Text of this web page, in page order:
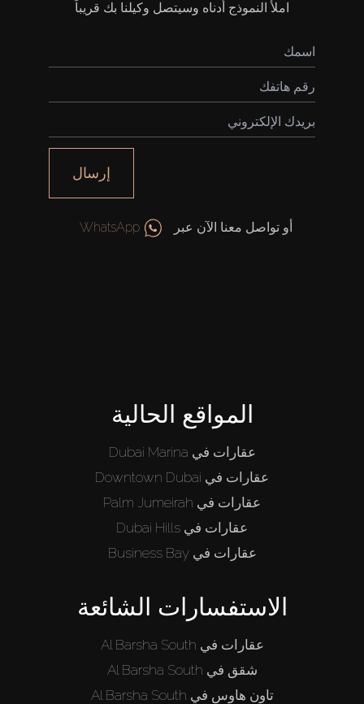
املأ النموذج أدناه وسيتصل وكيلنا بك قريباً
إرسال
أو تواصل معنا الآن عبر WhatsApp
المواقع الحالية
عقارات في Dubai Marina
عقارات في Downtown Dubai
عقارات في Palm Jumeirah
عقارات في Dubai Hills
عقارات في Business Bay
الاستفسارات الشائعة
عقارات في Al Barsha South
شقق في Al Barsha South
تاون هاوس في Al Barsha South